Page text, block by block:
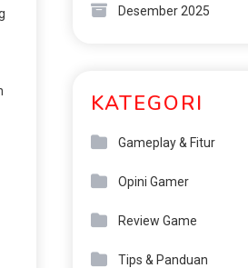
Desember 2025
KATEGORI
Gameplay & Fitur
Opini Gamer
Review Game
Tips & Panduan